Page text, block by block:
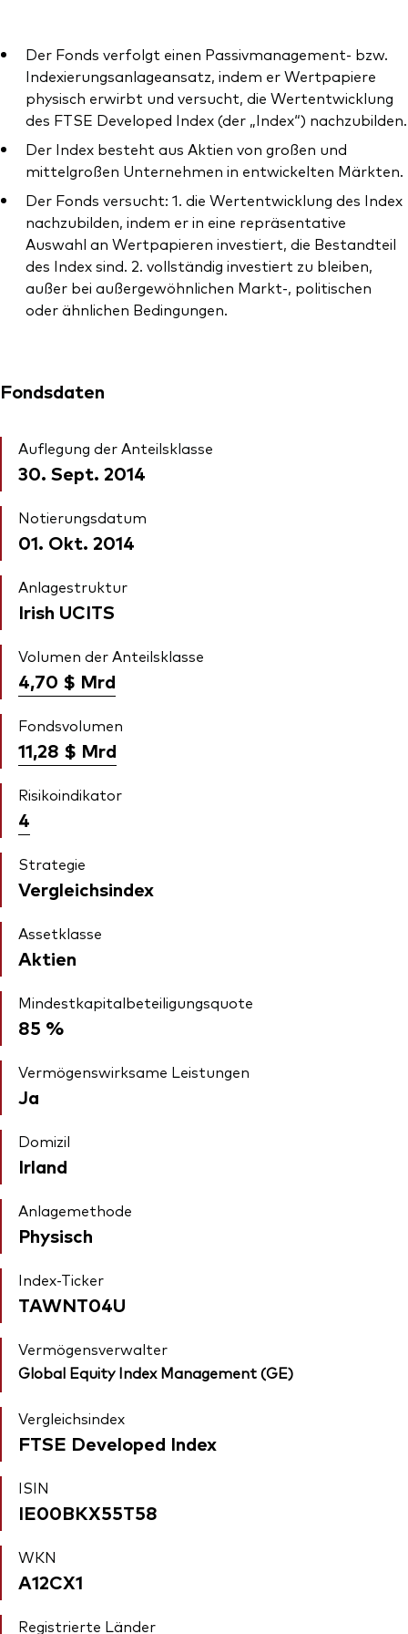
Ressourcen
Marktvolatilität
Research
Anbieterliste
Vanguard Modellportfolios
Der Fonds verfolgt einen Passivmanagement- bzw.
Indexierungsanlageansatz, indem er Wertpapiere
physisch erwirbt und versucht, die Wertentwicklung
des FTSE Developed Index (der „Index“) nachzubilden.
Der Index besteht aus Aktien von großen und
mittelgroßen Unternehmen in entwickelten Märkten.
Der Fonds versucht: 1. die Wertentwicklung des Index
nachzubilden, indem er in eine repräsentative
Auswahl an Wertpapieren investiert, die Bestandteil
des Index sind. 2. vollständig investiert zu bleiben,
außer bei außergewöhnlichen Markt-, politischen
oder ähnlichen Bedingungen.
Fondsdaten
Auflegung der Anteilsklasse
30. Sept. 2014
Notierungsdatum
01. Okt. 2014
Anlagestruktur
Irish UCITS
Volumen der Anteilsklasse
4,70 $ Mrd
Fondsvolumen
11,28 $ Mrd
Risikoindikator
4
Strategie
Vergleichsindex
Assetklasse
Aktien
Mindestkapitalbeteiligungsquote
85 %
Vermögenswirksame Leistungen
Ja
Domizil
Irland
Anlagemethode
Physisch
Index-Ticker
TAWNT04U
Vermögensverwalter
Global Equity Index Management (GE)
Vergleichsindex
FTSE Developed Index
ISIN
IE00BKX55T58
WKN
A12CX1
Registrierte Länder